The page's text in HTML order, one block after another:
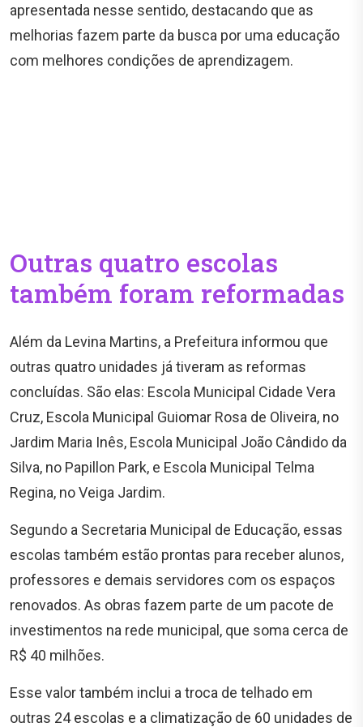
apresentada nesse sentido, destacando que as
melhorias fazem parte da busca por uma educação
com melhores condições de aprendizagem.
Outras quatro escolas
também foram reformadas
Além da Levina Martins, a Prefeitura informou que
outras quatro unidades já tiveram as reformas
concluídas. São elas: Escola Municipal Cidade Vera
Cruz, Escola Municipal Guiomar Rosa de Oliveira, no
Jardim Maria Inês, Escola Municipal João Cândido da
Silva, no Papillon Park, e Escola Municipal Telma
Regina, no Veiga Jardim.
Segundo a Secretaria Municipal de Educação, essas
escolas também estão prontas para receber alunos,
professores e demais servidores com os espaços
renovados. As obras fazem parte de um pacote de
investimentos na rede municipal, que soma cerca de
R$ 40 milhões.
Esse valor também inclui a troca de telhado em
outras 24 escolas e a climatização de 60 unidades de